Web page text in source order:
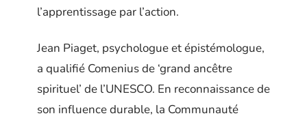
l’apprentissage par l’action.
Jean Piaget, psychologue et épistémologue,
a qualifié Comenius de ‘grand ancêtre
spirituel’ de l’UNESCO. En reconnaissance de
son influence durable, la Communauté